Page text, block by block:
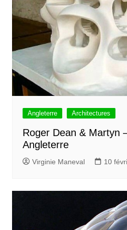
Angleterre Architectures
Roger Dean & Martyn
Angleterre
Virginie Maneval 10